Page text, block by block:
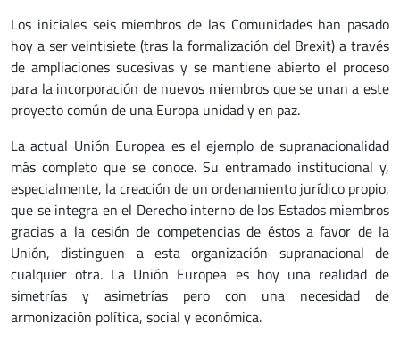
Los iniciales seis miembros de las Comunidades han pasado
hoy a ser veintisiete (tras la formalización del Brexit) a través
de ampliaciones sucesivas y se mantiene abierto el proceso
para la incorporación de nuevos miembros que se unan a este
proyecto común de una Europa unidad y en paz.
La actual Unión Europea es el ejemplo de supranacionalidad
más completo que se conoce. Su entramado institucional y,
especialmente, la creación de un ordenamiento jurídico propio,
que se integra en el Derecho interno de los Estados miembros
gracias a la cesión de competencias de éstos a favor de la
Unión, distinguen a esta organización supranacional de
cualquier otra. La Unión Europea es hoy una realidad de
simetrías y asimetrías pero con una necesidad de
armonización política, social y económica.